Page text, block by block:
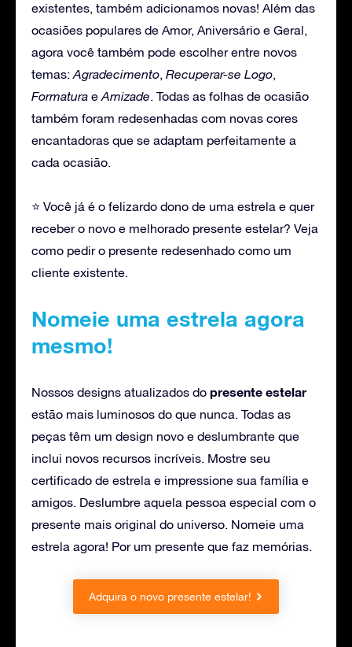
existentes, também adicionamos novas! Além das
ocasiões populares de Amor, Aniversário e Geral,
agora você também pode escolher entre novos
temas: Agradecimento, Recuperar-se Logo,
Formatura e Amizade. Todas as folhas de ocasião
também foram redesenhadas com novas cores
encantadoras que se adaptam perfeitamente a
cada ocasião.
⭐ Você já é o felizardo dono de uma estrela e quer
receber o novo e melhorado presente estelar? Veja
como pedir o presente redesenhado como um
cliente existente.
Nomeie uma estrela agora
mesmo!
Nossos designs atualizados do presente estelar
estão mais luminosos do que nunca. Todas as
peças têm um design novo e deslumbrante que
inclui novos recursos incríveis. Mostre seu
certificado de estrela e impressione sua família e
amigos. Deslumbre aquela pessoa especial com o
presente mais original do universo. Nomeie uma
estrela agora! Por um presente que faz memórias.
Adquira o novo presente estelar!